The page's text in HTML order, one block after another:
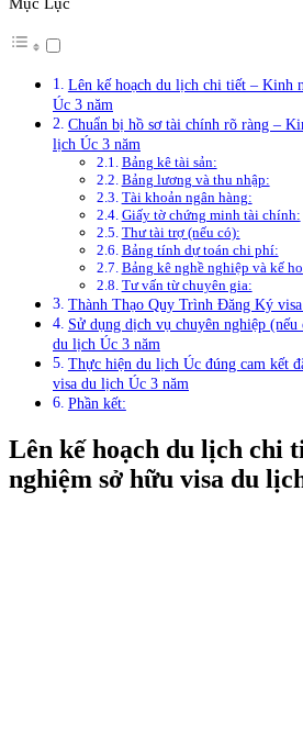
Lên kế hoạch du lịch chi tiết – Kinh
Úc 3 năm
Chuẩn bị hồ sơ tài chính rõ ràng –
lịch Úc 3 năm
Bảng kê tài sản:
Bảng lương và thu nhập:
Tài khoản ngân hàng:
Giấy tờ chứng minh tài chính:
Thư tài trợ (nếu có):
Bảng tính dự toán chi phí:
Bảng kê nghề nghiệp và kế
Tư vấn từ chuyên gia:
Thành Thạo Quy Trình Đăng Ký
Sử dụng dịch vụ chuyên nghiệp
du lịch Úc 3 năm
Thực hiện du lịch Úc đúng cam kết
visa du lịch Úc 3 năm
Phần kết:
Lên kế hoạch du lịch chi
nghiệm sở hữu visa du